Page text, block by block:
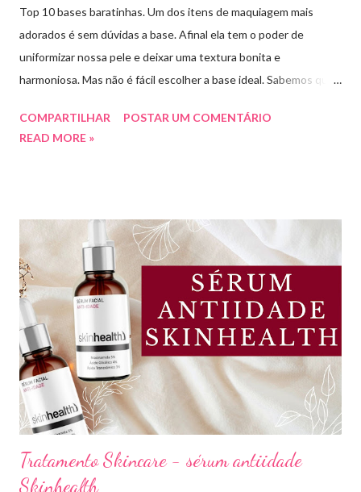
Top 10 bases baratinhas. Um dos itens de maquiagem mais
adorados é sem dúvidas a base. Afinal ela tem o poder de
uniformizar nossa pele e deixar uma textura bonita e
harmoniosa. Mas não é fácil escolher a base ideal. Sabemos que
hoje eu trouxe uma top lista com 10 bases nacionais com ótimo
Lima. Compartilhando dicas de produtos, resenhas, rotinas de
beleza, bem-estar e autoestima. TOP 10 BASES BARATINHAS
Escolher uma boa base para a maquiagem não é algo tão simples.
Afinal temos que avaliar para qual tipo de pele, tonalidade,
subtom, ativos (se for o caso) e ainda o preço. Neste vídeo do
meu canal mostrei como vocês podem comprar uma base sem
errar na cor. É um site que tem salvado minha vida,...
COMPARTILHAR
POSTAR UM COMENTÁRIO
READ MORE »
Tratamento Skincare - sérum antiidade
Skinhealth